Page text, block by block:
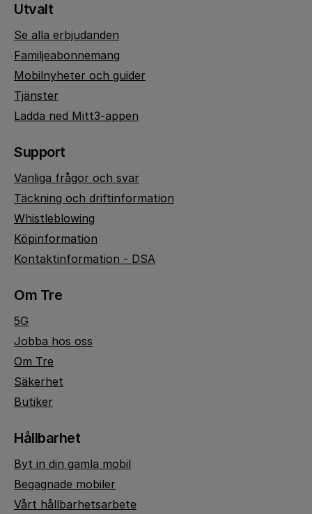
Utvalt
Se alla erbjudanden
Familjeabonnemang
Mobilnyheter och guider
Tjänster
Ladda ned Mitt3-appen
Support
Vanliga frågor och svar
Täckning och driftinformation
Whistleblowing
Köpinformation
Kontaktinformation - DSA
Om Tre
5G
Jobba hos oss
Om Tre
Säkerhet
Butiker
Hållbarhet
Byt in din gamla mobil
Begagnade mobiler
Vårt hållbarhetsarbete